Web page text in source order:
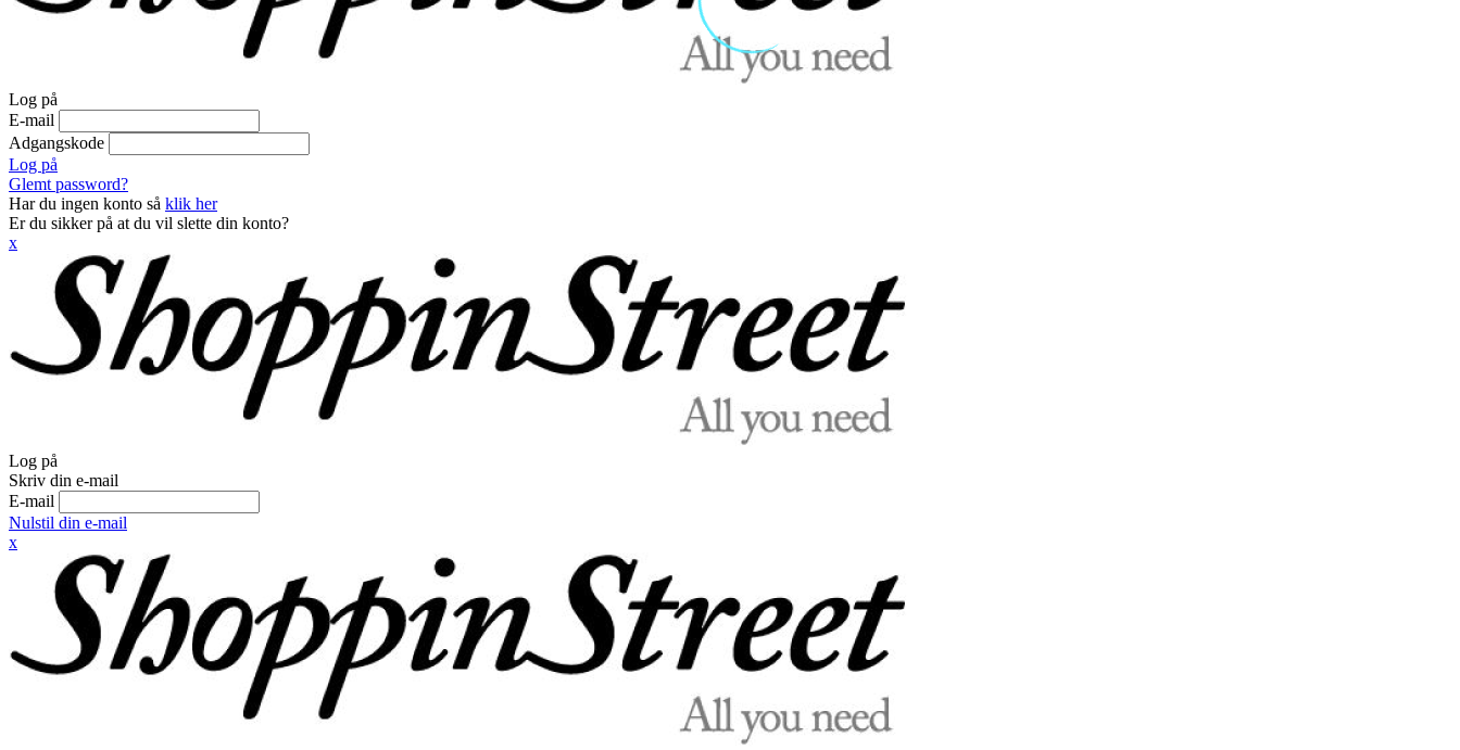
Log på
E-mail
Adgangskode
Log på
Glemt password?
Har du ingen konto så klik her
Er du sikker på at du vil slette din konto?
x
Log på
Skriv din e-mail
E-mail
Nulstil din e-mail
x